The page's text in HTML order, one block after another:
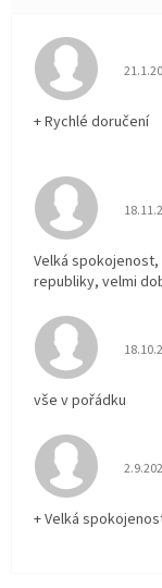
+ Rychlé doručení
Velká
republiky, velmi
vše v pořádku
+ Velká